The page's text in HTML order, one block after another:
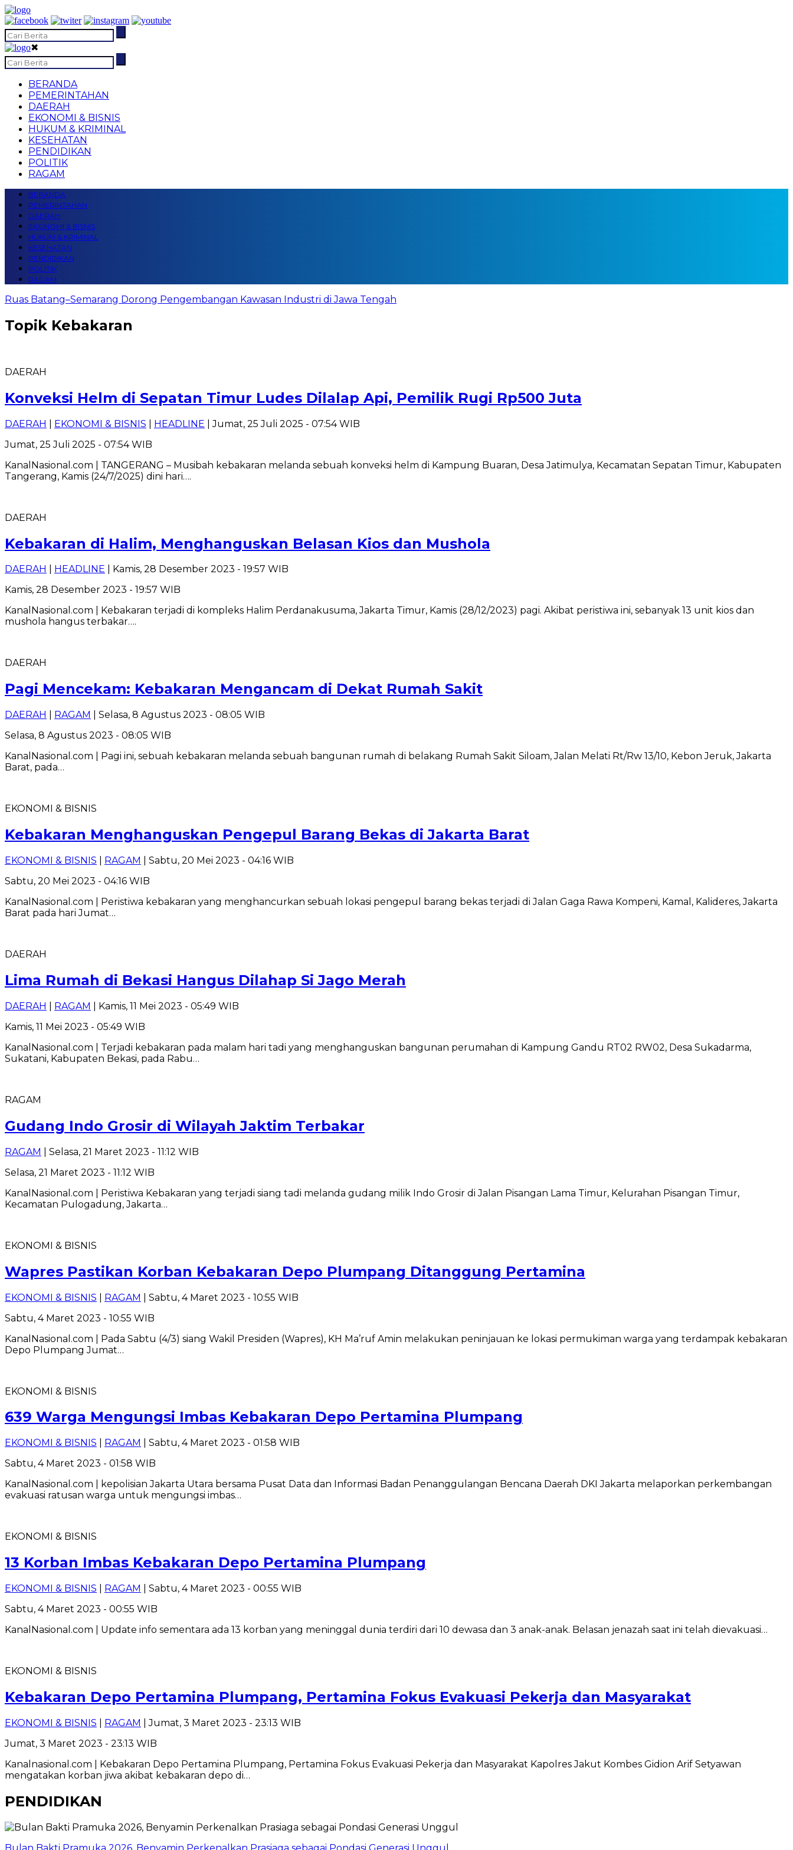
✖
BERANDA
PEMERINTAHAN
DAERAH
EKONOMI & BISNIS
HUKUM & KRIMINAL
KESEHATAN
PENDIDIKAN
POLITIK
RAGAM
BERANDA
PEMERINTAHAN
DAERAH
EKONOMI & BISNIS
HUKUM & KRIMINAL
KESEHATAN
PENDIDIKAN
POLITIK
RAGAM
Ruas Batang–Semarang Dorong Pengembangan Kawasan Industri di Jawa Tengah
Topik Kebakaran
DAERAH
Konveksi Helm di Sepatan Timur Ludes Dilalap Api, Pemilik Rugi Rp500 Juta
DAERAH EKONOMI & BISNIS HEADLINE | Jumat, 25 Juli 2025 - 07:54 WIB
Jumat, 25 Juli 2025 - 07:54 WIB
KanalNasional.com | TANGERANG – Musibah kebakaran melanda sebuah konveksi helm di Kampung Buaran, Desa Jatimulya, Kecamatan Sepatan Timur, Kabupaten
Tangerang, Kamis (24/7/2025) dini hari….
DAERAH
Kebakaran di Halim, Menghanguskan Belasan Kios dan Mushola
DAERAH HEADLINE | Kamis, 28 Desember 2023 - 19:57 WIB
Kamis, 28 Desember 2023 - 19:57 WIB
KanalNasional.com | Kebakaran terjadi di kompleks Halim Perdanakusuma, Jakarta Timur, Kamis (28/12/2023) pagi. Akibat peristiwa ini, sebanyak 13 unit kios dan
mushola hangus terbakar….
DAERAH
Pagi Mencekam: Kebakaran Mengancam di Dekat Rumah Sakit
DAERAH RAGAM
| Selasa, 8 Agustus 2023 - 08:05 WIB
Selasa, 8 Agustus 2023 - 08:05 WIB
KanalNasional.com | Pagi ini, sebuah kebakaran melanda sebuah bangunan rumah di belakang Rumah Sakit Siloam, Jalan Melati Rt/Rw 13/10, Kebon Jeruk, Jakarta
Barat, pada…
EKONOMI & BISNIS
Kebakaran Menghanguskan Pengepul Barang Bekas di Jakarta Barat
EKONOMI & BISNIS RAGAM
| Sabtu, 20 Mei 2023 - 04:16 WIB
Sabtu, 20 Mei 2023 - 04:16 WIB
KanalNasional.com | Peristiwa kebakaran yang menghancurkan sebuah lokasi pengepul barang bekas terjadi di Jalan Gaga Rawa Kompeni, Kamal, Kalideres, Jakarta
Barat pada hari Jumat…
DAERAH
Lima Rumah di Bekasi Hangus Dilahap Si Jago Merah
DAERAH RAGAM
| Kamis, 11 Mei 2023 - 05:49 WIB
Kamis, 11 Mei 2023 - 05:49 WIB
KanalNasional.com | Terjadi kebakaran pada malam hari tadi yang menghanguskan bangunan perumahan di Kampung Gandu RT02 RW02, Desa Sukadarma,
Sukatani, Kabupaten Bekasi, pada Rabu…
RAGAM
Gudang Indo Grosir di Wilayah Jaktim Terbakar
RAGAM
| Selasa, 21 Maret 2023 - 11:12 WIB
Selasa, 21 Maret 2023 - 11:12 WIB
KanalNasional.com | Peristiwa Kebakaran yang terjadi siang tadi melanda gudang milik Indo Grosir di Jalan Pisangan Lama Timur, Kelurahan Pisangan Timur,
Kecamatan Pulogadung, Jakarta…
EKONOMI & BISNIS
Wapres Pastikan Korban Kebakaran Depo Plumpang Ditanggung Pertamina
EKONOMI & BISNIS RAGAM
| Sabtu, 4 Maret 2023 - 10:55 WIB
Sabtu, 4 Maret 2023 - 10:55 WIB
KanalNasional.com | Pada Sabtu (4/3) siang Wakil Presiden (Wapres), KH Ma’ruf Amin melakukan peninjauan ke lokasi permukiman warga yang terdampak kebakaran
Depo Plumpang Jumat…
EKONOMI & BISNIS
639 Warga Mengungsi Imbas Kebakaran Depo Pertamina Plumpang
EKONOMI & BISNIS RAGAM
| Sabtu, 4 Maret 2023 - 01:58 WIB
Sabtu, 4 Maret 2023 - 01:58 WIB
KanalNasional.com | kepolisian Jakarta Utara bersama Pusat Data dan Informasi Badan Penanggulangan Bencana Daerah DKI Jakarta melaporkan perkembangan
evakuasi ratusan warga untuk mengungsi imbas…
EKONOMI & BISNIS
13 Korban Imbas Kebakaran Depo Pertamina Plumpang
EKONOMI & BISNIS RAGAM
| Sabtu, 4 Maret 2023 - 00:55 WIB
Sabtu, 4 Maret 2023 - 00:55 WIB
KanalNasional.com | Update info sementara ada 13 korban yang meninggal dunia terdiri dari 10 dewasa dan 3 anak-anak. Belasan jenazah saat ini telah dievakuasi…
EKONOMI & BISNIS
Kebakaran Depo Pertamina Plumpang, Pertamina Fokus Evakuasi Pekerja dan Masyarakat
EKONOMI & BISNIS RAGAM
| Jumat, 3 Maret 2023 - 23:13 WIB
Jumat, 3 Maret 2023 - 23:13 WIB
Kanalnasional.com | Kebakaran Depo Pertamina Plumpang, Pertamina Fokus Evakuasi Pekerja dan Masyarakat Kapolres Jakut Kombes Gidion Arif Setyawan
mengatakan korban jiwa akibat kebakaran depo di…
PENDIDIKAN